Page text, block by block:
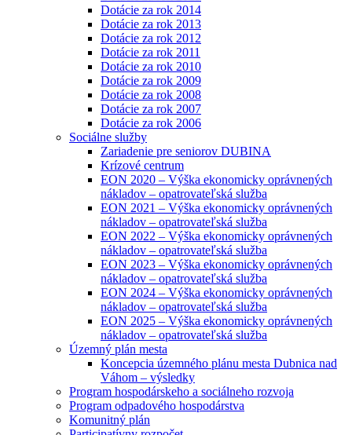
Dotácie za rok 2014
Dotácie za rok 2013
Dotácie za rok 2012
Dotácie za rok 2011
Dotácie za rok 2010
Dotácie za rok 2009
Dotácie za rok 2008
Dotácie za rok 2007
Dotácie za rok 2006
Sociálne služby
Zariadenie pre seniorov DUBINA
Krízové centrum
EON 2020 – Výška ekonomicky oprávnených
nákladov – opatrovateľská služba
EON 2021 – Výška ekonomicky oprávnených
nákladov – opatrovateľská služba
EON 2022 – Výška ekonomicky oprávnených
nákladov – opatrovateľská služba
EON 2023 – Výška ekonomicky oprávnených
nákladov – opatrovateľská služba
EON 2024 – Výška ekonomicky oprávnených
nákladov – opatrovateľská služba
EON 2025 – Výška ekonomicky oprávnených
nákladov – opatrovateľská služba
Územný plán mesta
Koncepcia územného plánu mesta Dubnica nad
Váhom – výsledky
Program hospodárskeho a sociálneho rozvoja
Program odpadového hospodárstva
Komunitný plán